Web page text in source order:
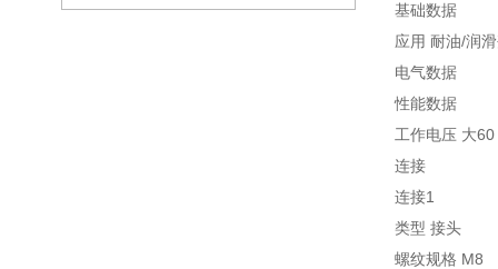
基础数据
应用 耐油/润
电气数据
性能数据
工作电压 大60
连接
连接1
类型 接头
螺纹规格 M8